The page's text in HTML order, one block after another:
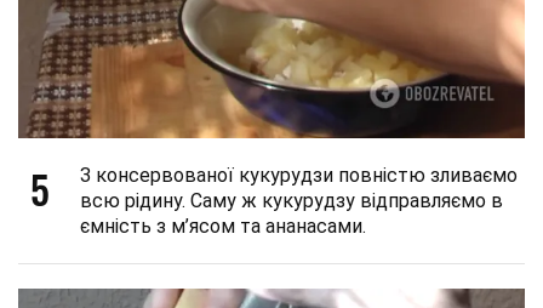
5
З консервованої кукурудзи повністю зливаємо
всю рідину. Саму ж кукурудзу відправляємо в
ємність з м’ясом та ананасами.